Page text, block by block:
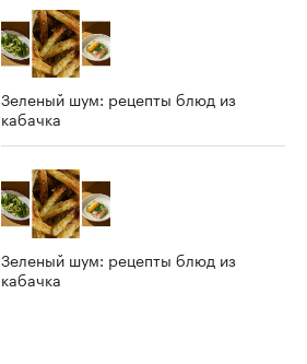
Зеленый шум: рецепты блюд из
кабачка
Зеленый шум: рецепты блюд из
кабачка